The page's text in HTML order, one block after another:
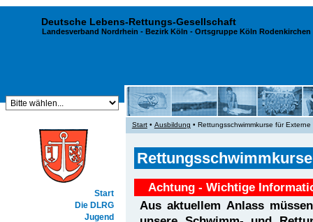
Deutsche Lebens-Rettungs-Gesellschaft
Landesverband Nordrhein - Bezirk Köln - Ortsgruppe Köln Rodenkirchen
Start
Die DLRG
Jugend
Start• Ausbildung • Rettungsschwimmkurse für Externe
Achtung - Wichtige
Aus aktuellem Anlass